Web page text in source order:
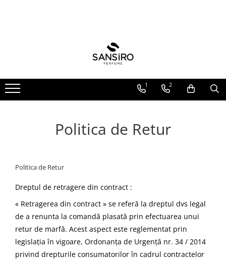
UNISEX
FORMAT TRAVEL
FRAGRANCE MIST
FINE MIST
SPRAY DE CAMERA SI RUFE
1 2
Politica de Retur
Politica de Retur
Dreptul de retragere din contract :
« Retragerea din contract » se referă la dreptul dvs legal
de a renunta la comandă plasată prin efectuarea unui
retur de marfă. Acest aspect este reglementat prin
legislația în vigoare, Ordonanța de Urgență nr. 34 / 2014
privind drepturile consumatorilor în cadrul contractelor